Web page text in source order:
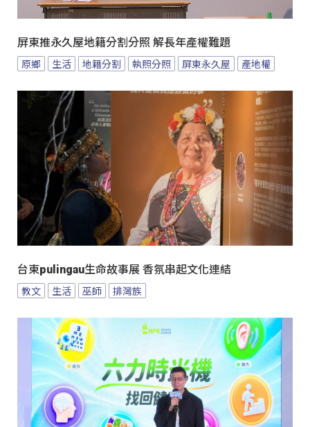
屏東推永久屋地籍分割分照 解長年產權難題
原鄉 生活 地籍分割 執照分照 屏東永久屋 產地權
台東pulingau生命故事展 香氛串起文化連結
教文 生活 巫師 排灣族